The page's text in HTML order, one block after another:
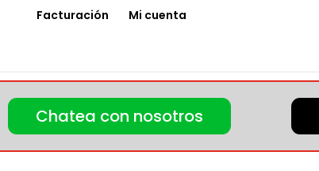
Facturación Mi cuenta
Chatea con nosotros